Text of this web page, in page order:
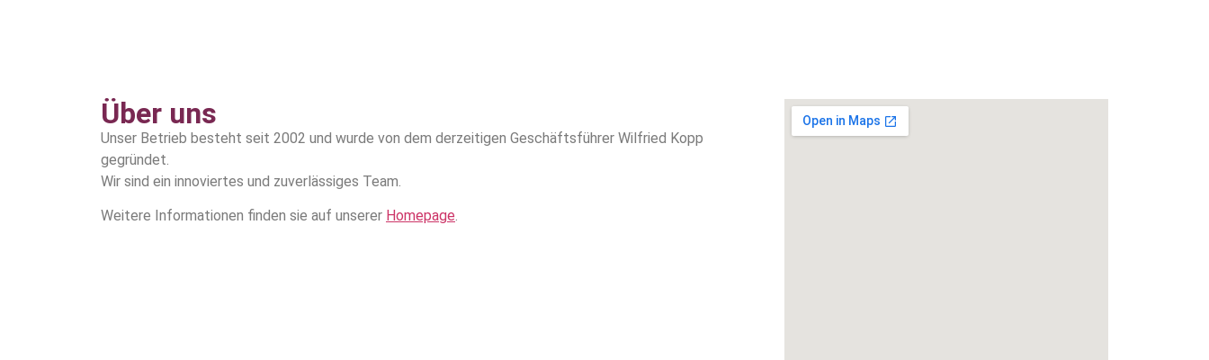
Über uns
Unser Betrieb besteht seit 2002 und wurde von dem derzeitigen Geschäftsführer Wilfried Kopp
gegründet.
Wir sind ein innoviertes und zuverlässiges Team.
Weitere Informationen finden sie auf unserer Homepage.